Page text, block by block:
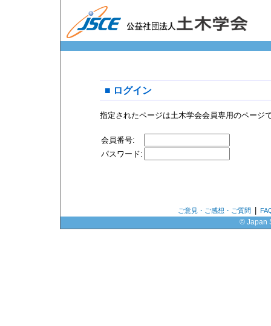
■ ログイン
指定されたページは土木学会会員専用のページ
会員番号:
パスワード:
ご意見・ご感想・ご質問
© Japan